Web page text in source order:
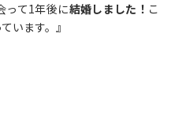
って1年後に結婚しました！ こ
います。』